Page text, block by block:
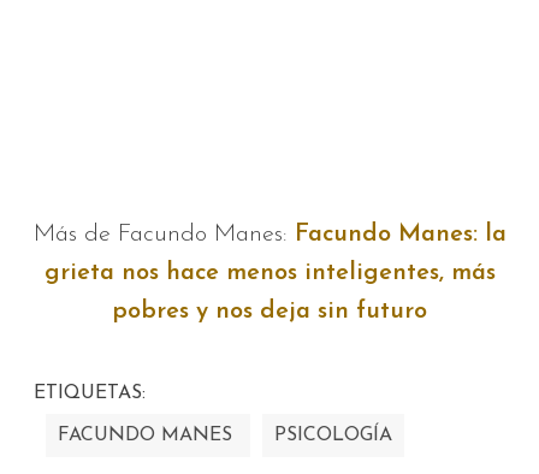
Más de Facundo Manes: Facundo Manes: la
grieta nos hace menos inteligentes, más
pobres y nos deja sin futuro
ETIQUETAS:
FACUNDO MANES PSICOLOGÍA